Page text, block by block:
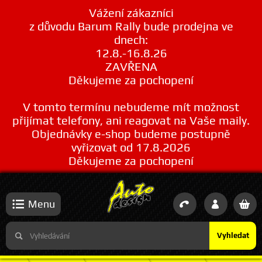
Vážení zákazníci
z důvodu Barum Rally bude prodejna ve
dnech:
12.8.-16.8.26
ZAVŘENA
Děkujeme za pochopení
V tomto termínu nebudeme mít možnost
přijímat telefony, ani reagovat na Vaše maily.
Objednávky e-shop budeme postupně
vyřizovat od 17.8.2026
Děkujeme za pochopení
Vyhledat
Menu